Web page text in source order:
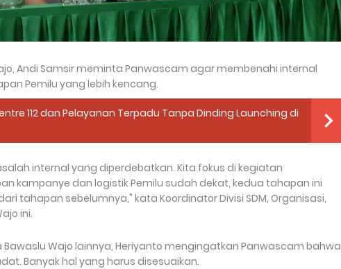
Andi Samsir meminta Panwascam agar membenahi internal
Pemilu yang lebih kencang.
112 dan Pelayanan Terpadu Tanpa Dinding Launching di
internal yang diperdebatkan. Kita fokus di kegiatan
kampanye dan logistik Pemilu sudah dekat, kedua tahapan ini
tahapan sebelumnya," kata Koordinator Divisi SDM, Organisasi,
ini.
Wajo lainnya, Heriyanto mengingatkan Panwascam bahwa
Banyak hal yang harus disesuaikan.